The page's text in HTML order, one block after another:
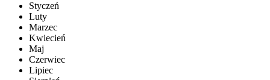
Styczeń
Luty
Marzec
Kwiecień
Maj
Czerwiec
Lipiec